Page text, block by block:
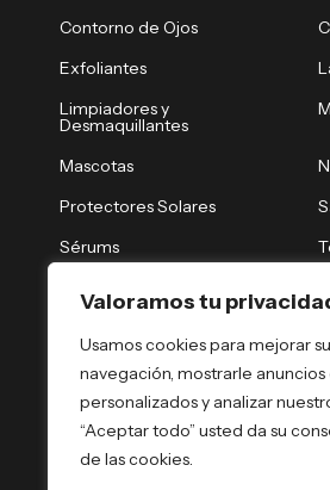
Valoramos tu
Usamos cookies para mejorar
navegación, mostrarle
personalizados y analizar
“Aceptar todo” usted da su
de las cookies.
Contorno de Ojos
Exfoliantes
Limpiadores y
Desmaquillantes
Mascotas
Protectores Solares
Sérums